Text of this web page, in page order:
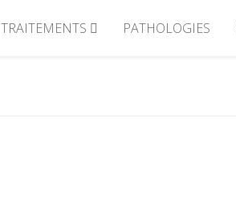
TRAITEMENTS PATHOLOGIES